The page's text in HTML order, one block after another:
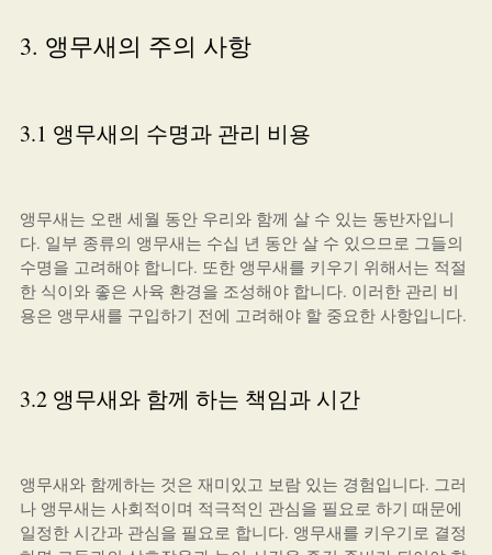
3. 앵무새의 주의 사항
3.1 앵무새의 수명과 관리 비용
앵무새는 오랜 세월 동안 우리와 함께 살 수 있는 동반자입니
다. 일부 종류의 앵무새는 수십 년 동안 살 수 있으므로 그들의
수명을 고려해야 합니다. 또한 앵무새를 키우기 위해서는 적절
한 식이와 좋은 사육 환경을 조성해야 합니다. 이러한 관리 비
용은 앵무새를 구입하기 전에 고려해야 할 중요한 사항입니다.
3.2 앵무새와 함께 하는 책임과 시간
앵무새와 함께하는 것은 재미있고 보람 있는 경험입니다. 그러
나 앵무새는 사회적이며 적극적인 관심을 필요로 하기 때문에
일정한 시간과 관심을 필요로 합니다. 앵무새를 키우기로 결정